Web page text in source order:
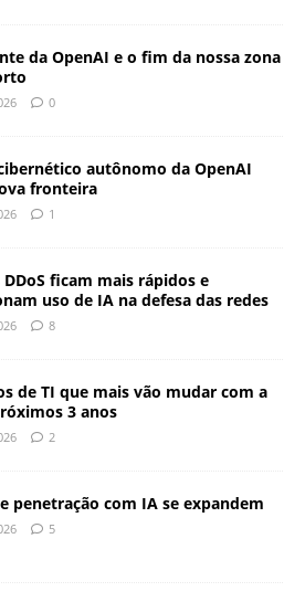
da OpenAI e o fim da nossa zona
0
autônomo da OpenAI
fronteira
1
ficam mais rápidos e
uso de IA na defesa das redes
8
de TI que mais vão mudar com a
3 anos
2
penetração com IA se expandem
5